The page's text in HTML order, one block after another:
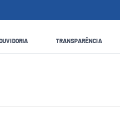
TRANSPARÊNCIA